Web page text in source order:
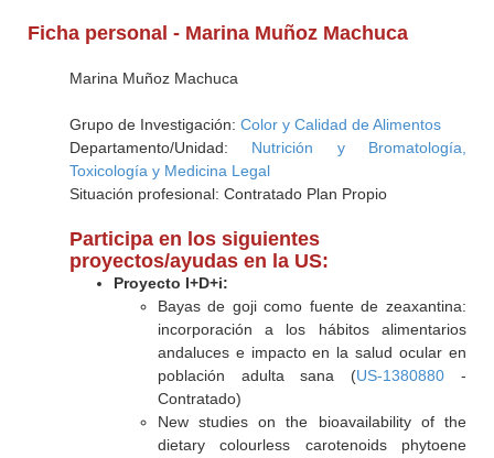
Ficha personal - Marina Muñoz Machuca
Marina Muñoz Machuca
Grupo de Investigación: Color y Calidad de Alimentos
Departamento/Unidad: Nutrición y Bromatología,
Toxicología y Medicina Legal
Situación profesional: Contratado Plan Propio
Participa en los siguientes
proyectos/ayudas en la US:
Proyecto I+D+i:
Bayas de goji como fuente de zeaxantina:
incorporación a los hábitos alimentarios
andaluces e impacto en la salud ocular en
población adulta sana (US-1380880 -
Contratado)
New studies on the bioavailability of the
dietary colourless carotenoids phytoene